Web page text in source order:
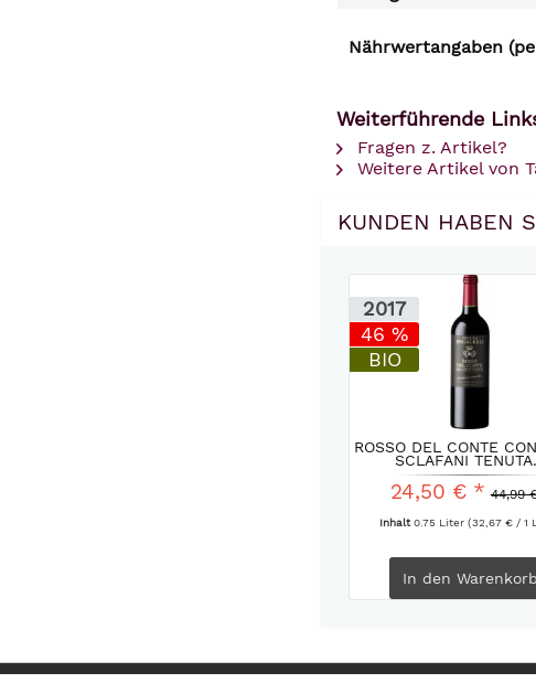
Nährwertangaben
Weiterführende
Fragen z. Artikel?
Weitere Artikel von
KUNDEN HABEN
2017
46 %
BIO
ROSSO DEL CONTE
SCLAFANI
24,50 € * 44,99
Inhalt0.75 Liter (32,67 € / 1
In den Warenkorb